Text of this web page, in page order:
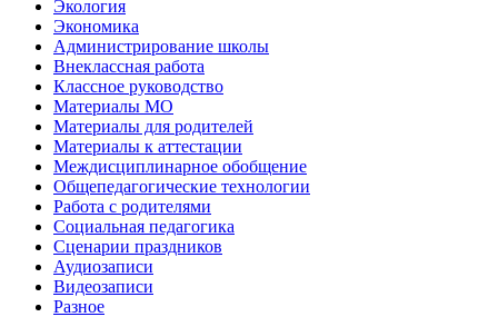
Экология
Экономика
Администрирование школы
Внеклассная работа
Классное руководство
Материалы МО
Материалы для родителей
Материалы к аттестации
Междисциплинарное обобщение
Общепедагогические технологии
Работа с родителями
Социальная педагогика
Сценарии праздников
Аудиозаписи
Видеозаписи
Разное